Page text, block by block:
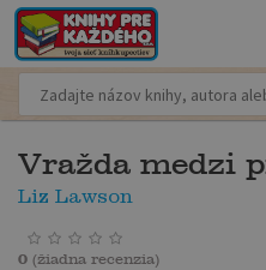
Vražda medzi
Liz Lawson
0 (žiadna recenzia)